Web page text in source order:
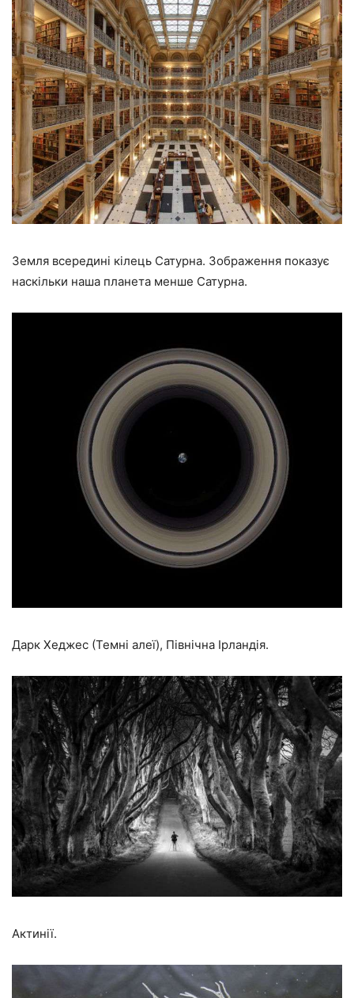
Земля всередині кілець Сатурна. Зображення показує
наскільки наша планета менше Сатурна.
Дарк Хеджес (Темні алеї), Північна Ірландія.
Актинії.